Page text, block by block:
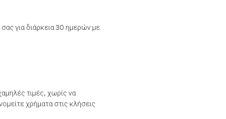
για διάρκεια 30 ημερών με
τιμές, χωρίς να
χρήματα στις κλήσεις